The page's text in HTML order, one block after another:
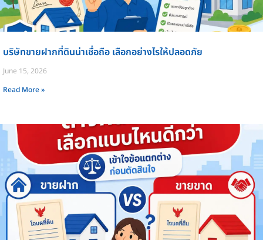
บริษัทขายฝากที่ดินน่าเชื่อถือ เลือกอย่างไรให้ปลอดภัย
June 15, 2026
Read More »